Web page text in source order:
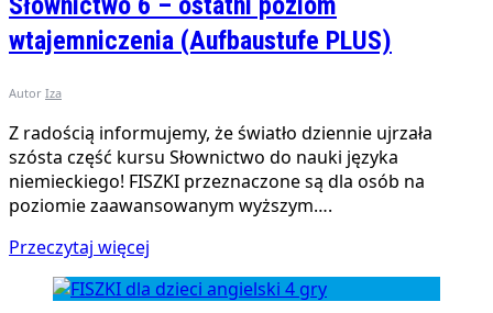
wtajemniczenia (Aufbaustufe PLUS)
Autor Iza
Z radością informujemy, że światło dziennie ujrzała
szósta część kursu Słownictwo do nauki języka
niemieckiego! FISZKI przeznaczone są dla osób na
poziomie zaawansowanym wyższym….
Przeczytaj więcej